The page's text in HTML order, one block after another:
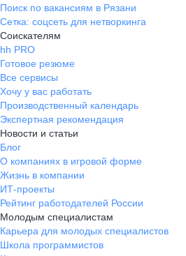
Поиск по вакансиям в Рязани
Сетка: соцсеть для нетворкинга
Соискателям
hh PRO
Готовое резюме
Все сервисы
Хочу у вас работать
Производственный календарь
Экспертная рекомендация
Новости и статьи
Блог
О компаниях в игровой форме
Жизнь в компании
ИТ-проекты
Рейтинг работодателей России
Молодым специалистам
Карьера для молодых специалистов
Школа программистов